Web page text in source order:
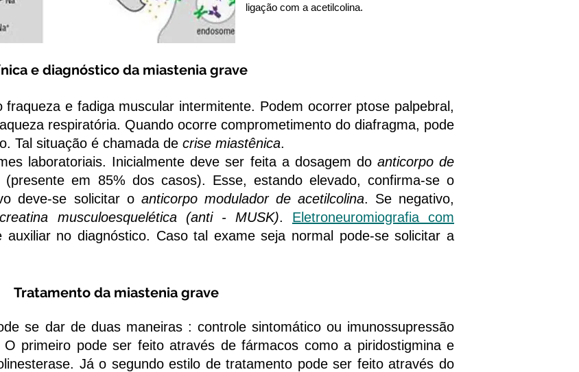
ligação com a acetilcolina.
e diagnóstico da miastenia grave
e fadiga muscular intermitente. Podem ocorrer ptose palpebral,
respiratória. Quando ocorre comprometimento do diafragma, pode
Tal situação é chamada de crise miastênica.
laboratoriais. Inicialmente deve ser feita a dosagem do anticorpo de
(presente em 85% dos casos). Esse, estando elevado, confirma-se o
deve-se solicitar o anticorpo modulador de acetilcolina. Se negativo,
musculoesquelética (anti - MUSK). Eletroneuromiografia com
auxiliar no diagnóstico. Caso tal exame seja normal pode-se solicitar a
Tratamento da miastenia grave
se dar de duas maneiras : controle sintomático ou imunossupressão
primeiro pode ser feito através de fármacos como a piridostigmina e
Já o segundo estilo de tratamento pode ser feito através do